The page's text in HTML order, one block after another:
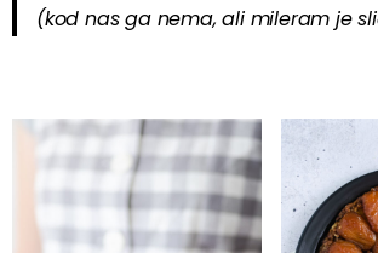
(kod nas ga nema, ali mileram je